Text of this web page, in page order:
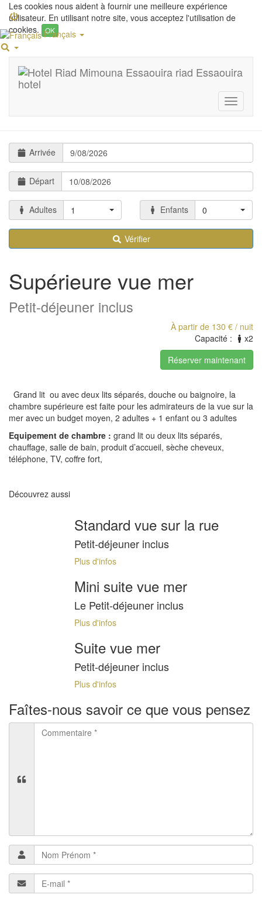
Les cookies nous aident à fournir une meilleure expérience
utilisateur. En utilisant notre site, vous acceptez l'utilisation de
cookies.
OK
Français
Toggle
Supérieure vue mer
Arrivée
Départ
Adultes 1 Enfants 0
Vérifier
Supérieure vue mer
Petit-déjeuner inclus
À partir de 130 € / nuit
Capacité :
x2
Réserver maintenant
Grand lit ou avec deux lits séparés, douche ou baignoire, la
chambre supérieure est faite pour les admirateurs de la vue sur la
mer avec un budget moyen, 2 adultes + 1 enfant ou 3 adultes
Equipement de chambre : grand lit ou deux lits séparés,
chauffage, salle de bain, produit d’accueil, sèche cheveux,
téléphone, TV, coffre fort,
Découvrez aussi
Standard vue sur la rue
Petit-déjeuner inclus
Plus d'infos
Mini suite vue mer
Le Petit-déjeuner inclus
Plus d'infos
Suite vue mer
Petit-déjeuner inclus
Plus d'infos
Faîtes-nous savoir ce que vous pensez